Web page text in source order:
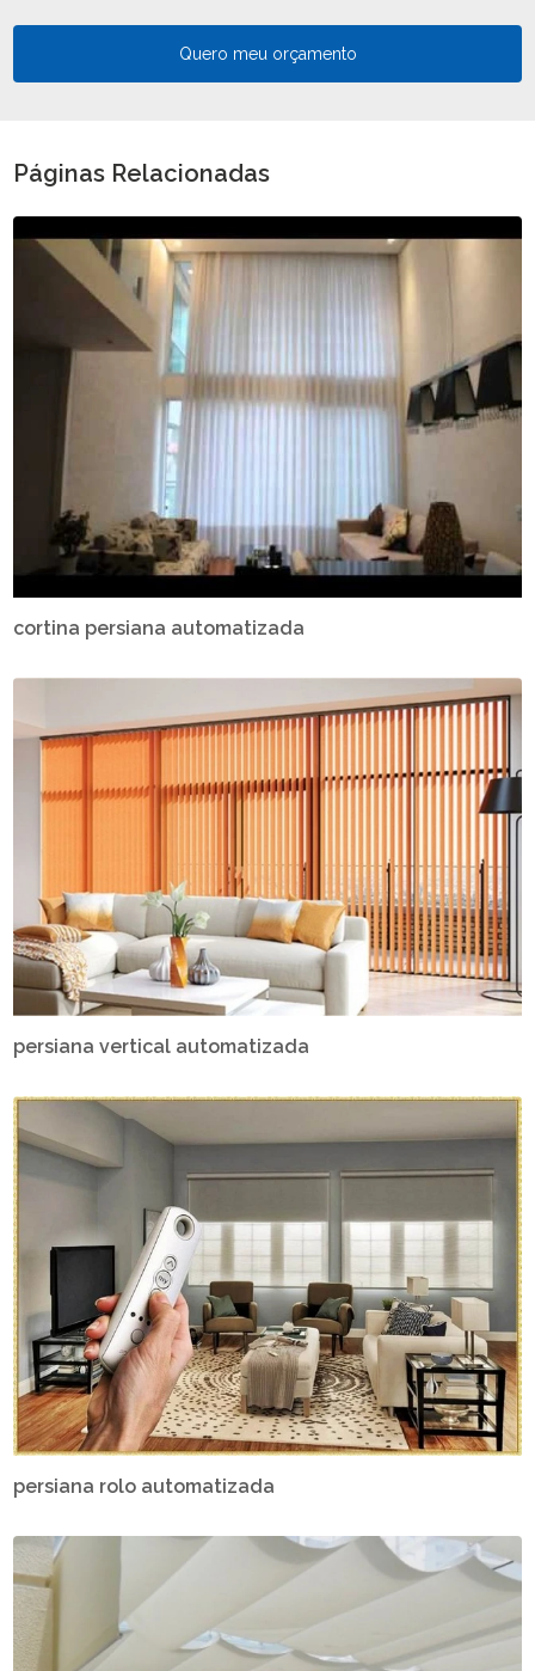
Quero meu orçamento
Páginas Relacionadas
cortina persiana automatizada
persiana vertical automatizada
persiana rolo automatizada